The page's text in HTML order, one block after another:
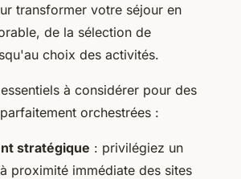
transformer votre séjour en
de la sélection de
choix des activités.
à considérer pour des
orchestrées :
stratégique : privilégiez un
proximité immédiate des sites